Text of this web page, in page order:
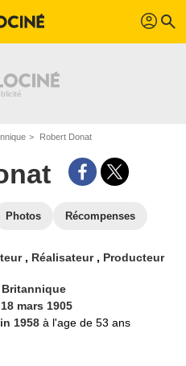
profil search
Robert Donat
Photos Récompenses
, Réalisateur , Producteur
Britannique
18 mars 1905
1958à l'age de 53 ans